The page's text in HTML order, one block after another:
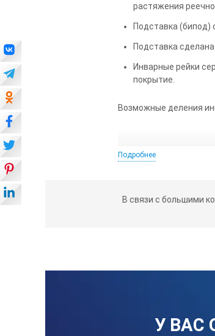
растяжения
Подставка (бипод)
Подставка
Инварные рейки
покрытие.
Возможные деления
Тип
Подробнее
В связи с большими
У ВАС